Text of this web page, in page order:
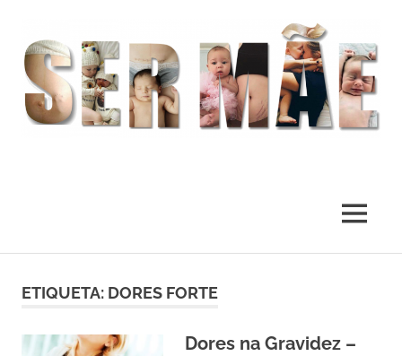
MENU
ETIQUETA: DORES FORTE
Dores na Gravidez –